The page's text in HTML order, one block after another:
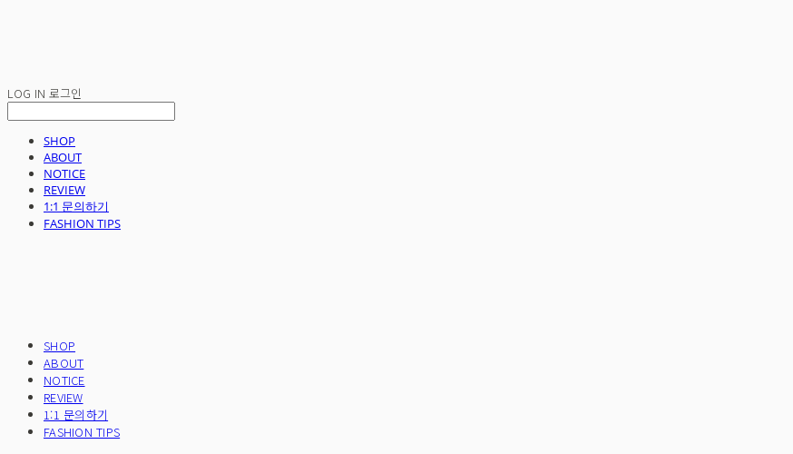
LOG IN 로그인
SHOP
ABOUT
NOTICE
REVIEW
1:1 문의하기
FASHION TIPS
SHOP
ABOUT
NOTICE
REVIEW
1:1 문의하기
FASHION TIPS